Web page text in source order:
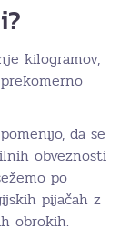
kilogramov,
da se
obveznosti
po
pijačah z
obrokih.